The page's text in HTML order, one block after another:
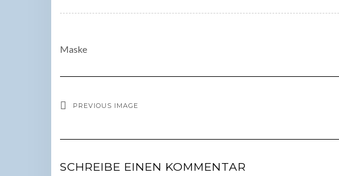
Maske
PREVIOUS IMAGE
SCHREIBE EINEN KOMMENTAR